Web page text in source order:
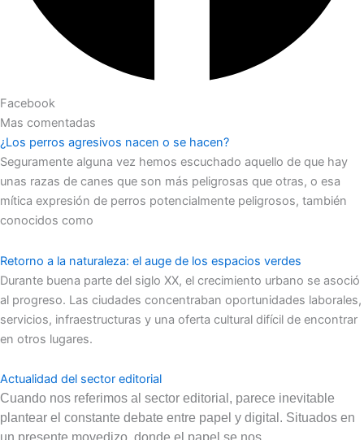
Facebook
Mas comentadas
¿Los perros agresivos nacen o se hacen?
Seguramente alguna vez hemos escuchado aquello de que hay
unas razas de canes que son más peligrosas que otras, o esa
mítica expresión de perros potencialmente peligrosos, también
conocidos como
Retorno a la naturaleza: el auge de los espacios verdes
Durante buena parte del siglo XX, el crecimiento urbano se asoció
al progreso. Las ciudades concentraban oportunidades laborales,
servicios, infraestructuras y una oferta cultural difícil de encontrar
en otros lugares.
Actualidad del sector editorial
Cuando nos referimos al sector editorial, parece inevitable
plantear el constante debate entre papel y digital. Situados en